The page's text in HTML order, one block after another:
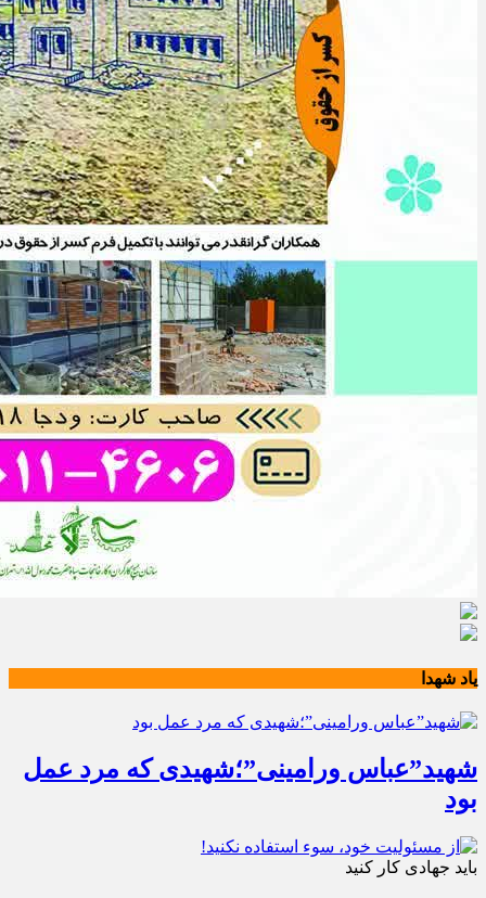
یاد شهدا
شهید”عباس ورامینی”؛شهیدی که مرد عمل
بود
باید جهادی کار کنید